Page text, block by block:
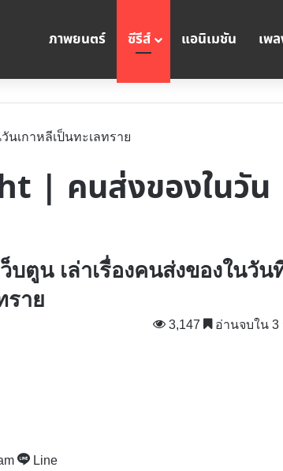
ภาพยนตร์ ซีรีส์ แอนิเมชัน เพ
นเกาหลีเป็นทะเลทราย
| คนส่งของในวัน
บตูน เล่าเรื่องคนส่งของในวัน
ราย
3,147 อ่านจบใน 3
Line